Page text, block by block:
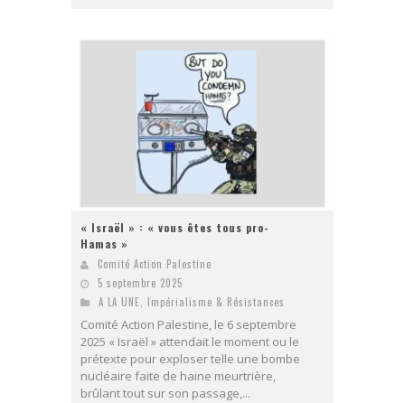
« Israël » : « vous êtes tous pro-
Hamas »
Comité Action Palestine
5 septembre 2025
A LA UNE
Impérialisme & Résistances
Comité Action Palestine, le 6 septembre
2025 « Israël » attendait le moment ou le
prétexte pour exploser telle une bombe
nucléaire faite de haine meurtrière,
brûlant tout sur son passage,...